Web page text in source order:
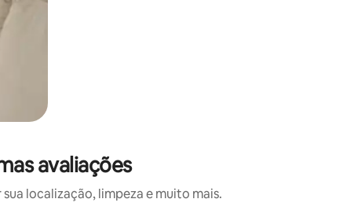
avaliações
localização, limpeza e muito mais.